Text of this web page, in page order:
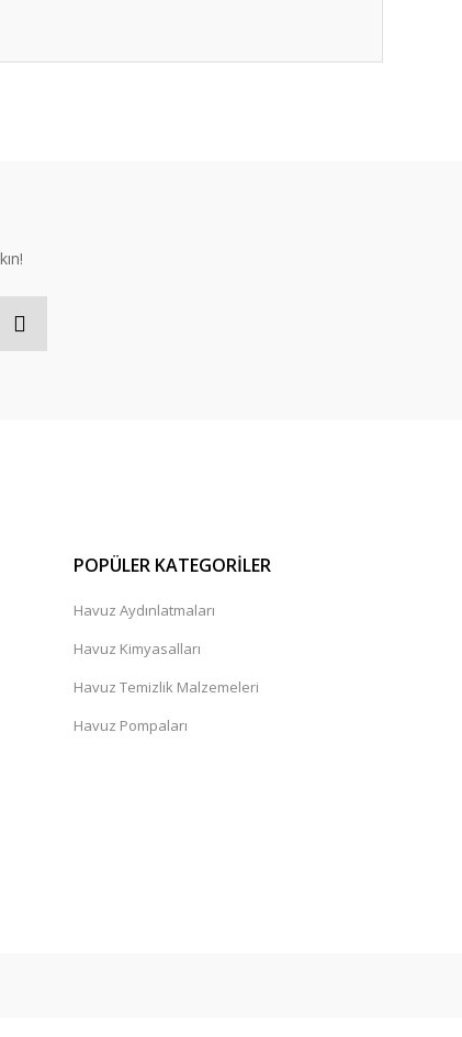
POPÜLER KATEGORİLER
Havuz Aydınlatmaları
Havuz Kimyasalları
Havuz Temizlik Malzemeleri
Havuz Pompaları